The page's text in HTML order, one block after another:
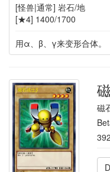
[怪兽|通常] 岩石/地
[★4] 1400/1700
用α、β、γ来变形合体。
磁